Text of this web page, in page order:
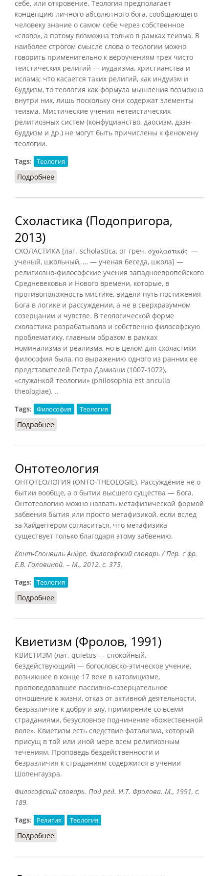
себе, или откровение. Теология предполагает
концепцию личного абсолютного бога, сообщающего
человеку знание о самом себе через собственное
«слово», а потому возможна только в рамках теизма. В
наиболее строгом смысле слова о теологии можно
говорить применительно к вероучениям трех чисто
теистических религий — иудаизма, христианства и
ислама; что касается таких религий, как индуизм и
буддизм, то теология как формула мышления возможна
внутри них, лишь поскольку они содержат элементы
теизма. Мистические учения нетеистических
религиозных систем (конфуцианство, даосизм, дзэн-
буддизм и др.) не могут быть причислены к феномену
теологии.
Tags:
Теология
Подробнее
Схоластика (Подопригора,
2013)
СХОЛАСТИКА [лат. scholastica, от греч. σχολαστικός —
ученый, школьный, … — ученая беседа, школа] —
религиозно-философские учения западноевропейского
Средневековья и Нового времени, которые, в
противоположность мистике, видели путь постижения
Бога в логике и рассуждении, а не в сверхразумном
созерцании и чувстве. В теологической форме
схоластика разрабатывала и собственно философскую
проблематику, главным образом в рамках
номинализма и реализма, но в целом для схоластики
философия была, по выражению одного из ранних ее
представителей Петра Дамиани (1007-1072),
«служанкой теологии» (philosophia est anculla
theologiae). ..
Tags:
Философия Теология
Подробнее
Онтотеология
ОНТОТЕОЛОГИЯ (ONTO-THEOLOGIE). Рассуждение не о
бытии вообще, а о бытии высшего существа — Бога.
Онтотеологию можно назвать метафизической формой
забвения бытия или просто метафизикой, если вслед
за Хайдеггером согласиться, что метафизика
существует только благодаря этому забвению.
Конт-Спонвиль Андре. Философский словарь / Пер. с фр.
Е.В. Головиной. – М., 2012, с. 375.
Tags:
Теология
Подробнее
Квиетизм (Фролов, 1991)
КВИЕТИЗМ (лат. quietus — спокойный,
бездействующий) — богословско-этическое учение,
возникшее в конце 17 веке в католицизме,
проповедовавшее пассивно-созерцательное
отношение к жизни, отказ от активной деятельности,
безразличие к добру и злу, примирение со всеми
страданиями, безусловное подчинение «божественной
воле». Квиетизм есть следствие фатализма, который
присущ в той или иной мере всем религиозным
течениям. Проповедь бездейственности и
безразличия к страданиям содержится в учении
Шопенгауэра.
Философский словарь. Под ред. И.Т. Фролова. М., 1991, с.
189.
Tags:
Религия Теология
Подробнее